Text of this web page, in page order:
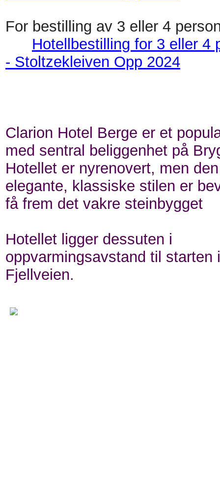
For bestilling av 3 eller 4
Hotellbestilling for 3 eller 4
- Stoltzekleiven Opp 2024
Clarion Hotel Berge er et
med sentral beliggenhet på
Hotellet er nyrenovert, men den
elegante, klassiske stilen er
få frem det vakre steinbygget
Hotellet ligger dessuten i
oppvarmingsavstand til starten i
Fjellveien.